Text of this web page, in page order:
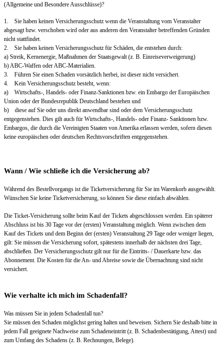
(Allgemeine und Besondere Ausschlüsse)?
1. Sie haben keinen Versicherungsschutz wenn die Veranstaltung vom Veranstalter
abgesagt bzw. verschoben wird oder aus anderen den Veranstalter betreffenden Gründen
nicht stattfindet.
2. Sie haben keinen Versicherungsschutz für Schäden, die entstehen durch:
a) Streik, Kernenergie, Maßnahmen der Staatsgewalt (z. B. Einreiseverweigerung)
b) ABC-Waffen oder ABC-Materialien.
3. Führen Sie einen Schaden vorsätzlich herbei, ist dieser nicht versichert.
4. Kein Versicherungsschutz besteht, wenn:
a) Wirtschafts-, Handels- oder Finanz-Sanktionen bzw. ein Embargo der Europäischen
Union oder der Bundesrepublik Deutschland bestehen und
b) diese auf Sie oder uns direkt anwendbar sind oder dem Versicherungsschutz
entgegenstehen. Dies gilt auch für Wirtschafts-, Handels- oder Finanz- Sanktionen bzw.
Embargos, die durch die Vereinigten Staaten von Amerika erlassen werden, sofern diesen
keine europäischen oder deutschen Rechtsvorschriften entgegenstehen.
Wann / Wie schließe ich die Versicherung ab?
Während des Bestellvorgangs ist die Ticketversicherung für Sie im Warenkorb ausgewählt.
Wünschen Sie keine Ticketversicherung, so können Sie diese einfach abwählen.
Die Ticket-Versicherung sollte beim Kauf der Tickets abgeschlossen werden. Ein späterer
Abschluss ist bis 30 Tage vor der (ersten) Veranstaltung möglich. Wenn zwischen dem
Kauf des Tickets und dem Beginn der (ersten) Veranstaltung 29 Tage oder weniger liegen,
gilt: Sie müssen die Versicherung sofort, spätestens innerhalb der nächsten drei Tage,
abschließen. Der Versicherungsschutz gilt nur für die Eintritts- / Dauerkarte bzw. das
Abonnement. Die Kosten für die An- und Abreise sowie die Übernachtung sind nicht
versichert.
Wie verhalte ich mich im Schadenfall?
Was müssen Sie in jedem Schadenfall tun?
Sie müssen den Schaden möglichst gering halten und beweisen. Sichern Sie deshalb bitte in
jedem Fall geeignete Nachweise zum Schadeneintritt (z. B. Schadenbestätigung, Attest) und
zum Umfang des Schadens (z. B. Rechnungen, Belege).